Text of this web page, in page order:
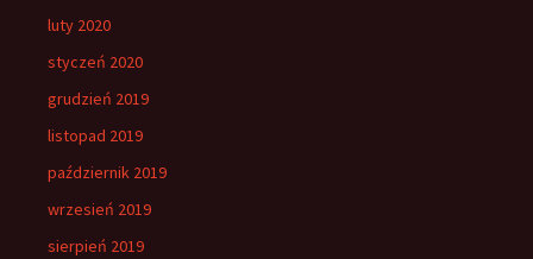
luty 2020
styczeń 2020
grudzień 2019
listopad 2019
październik 2019
wrzesień 2019
sierpień 2019